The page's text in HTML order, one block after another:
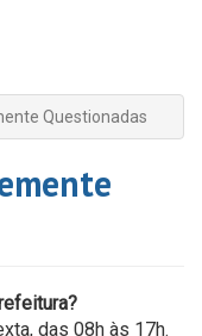
Questionadas
das 08h às 17h.